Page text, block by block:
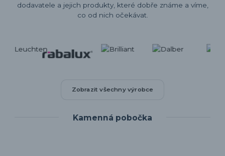
dodavatele a jejich produkty, které dobře známe a víme,
co od nich očekávat.
Zobrazit všechny výrobce
Kamenná pobočka